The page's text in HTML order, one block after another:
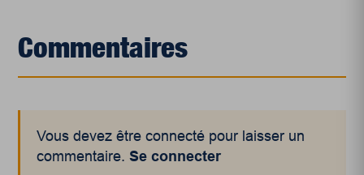
Commentaires
Vous devez être connecté pour laisser un
commentaire.Se connecter